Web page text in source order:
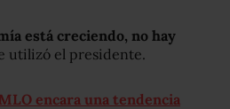
está creciendo, no hay
utilizó el presidente.
encara una tendencia